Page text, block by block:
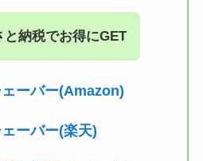
と納税でお得にGET
ーバー(Amazon)
ーバー(楽天)